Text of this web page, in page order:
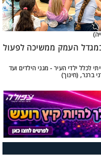
העמק ממשיכה לפעול
לכלל ילדי העיר - מגני הילדים ועד
ברנר, (חינוך)